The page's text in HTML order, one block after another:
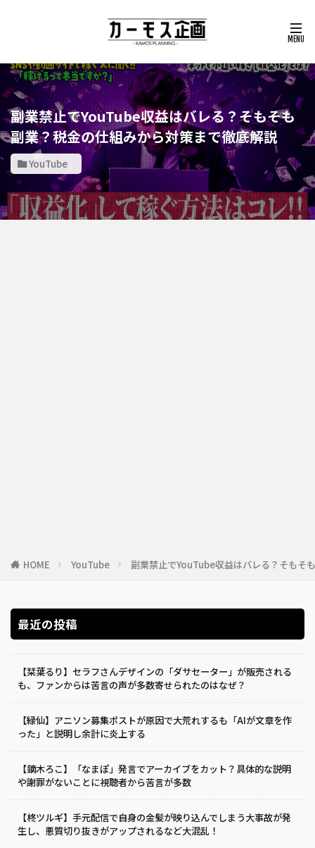
副業禁止でYouTube収益はバレる？そもそも
副業？税金の仕組みから対策まで徹底解説
YouTube
HOME YouTube 副業禁止でYouTube収益はバレる？そもそ
最近の投稿
【栞葉るり】セラフさんデザインの「ダサセーター」が販売される
も、ファンからは苦言の声が多数寄せられたのはなぜ？
【緑仙】アニソン募集ポストが原因で大荒れするも「AIが文章を作
った」と説明し余計に炎上する
【鏑木ろこ】「なまぽ」発言でアーカイブをカット？具体的な説明
や謝罪がないことに視聴者から苦言が多数
【柊ツルギ】手元配信で自身の金髪が映り込んでしまう大事故が発
生し、悪質切り抜きがアップされるなど大混乱！